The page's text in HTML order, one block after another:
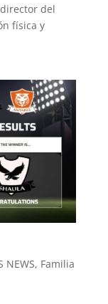
del
física y
NEWS, Familia